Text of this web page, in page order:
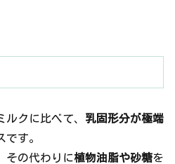
クに比べて、 乳固形分が極端
です。
その代わりに植物油脂や砂糖を